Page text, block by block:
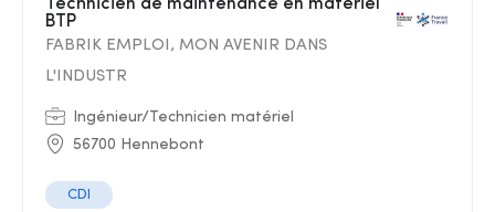
BTP
FABRIK EMPLOI, MON AVENIR DANS
L'INDUSTR
Ingénieur/Technicien matériel
56700 Hennebont
CDI